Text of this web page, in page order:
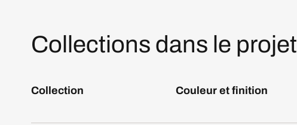
Collections dans le projet
Collection Couleur et finition